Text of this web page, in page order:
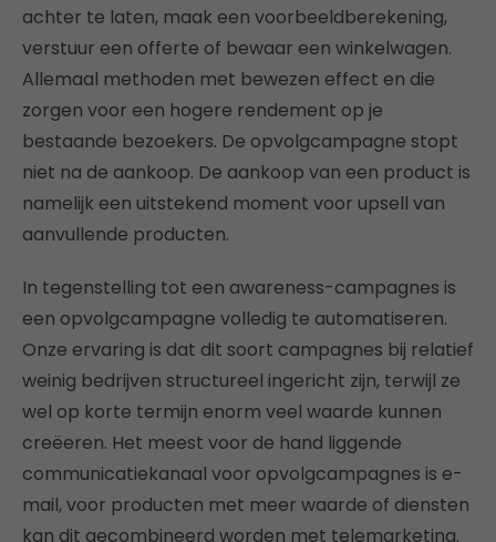
achter te laten, maak een voorbeeldberekening,
verstuur een offerte of bewaar een winkelwagen.
Allemaal methoden met bewezen effect en die
zorgen voor een hogere rendement op je
bestaande bezoekers. De opvolgcampagne stopt
niet na de aankoop. De aankoop van een product is
namelijk een uitstekend moment voor upsell van
aanvullende producten.
In tegenstelling tot een awareness-campagnes is
een opvolgcampagne volledig te automatiseren.
Onze ervaring is dat dit soort campagnes bij relatief
weinig bedrijven structureel ingericht zijn, terwijl ze
wel op korte termijn enorm veel waarde kunnen
creëeren. Het meest voor de hand liggende
communicatiekanaal voor opvolgcampagnes is e-
mail, voor producten met meer waarde of diensten
kan dit gecombineerd worden met telemarketing.